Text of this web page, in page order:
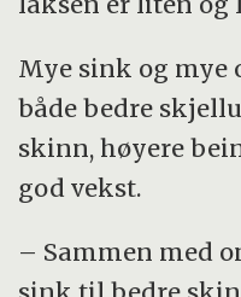
Mye sink og mye
både bedre
skinn, høyere
god vekst.
– Sammen med